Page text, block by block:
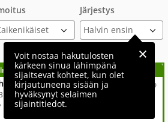
Järjestys
Voit nostaa hakutulosten
kärkeen sinua lähimpänä
sijaitsevat kohteet, kun olet
kirjautuneena sisään ja
hyväksynyt selaimen
sijaintitiedot.
tähän?
Beduin
premium
● 2023● 2 500 kg